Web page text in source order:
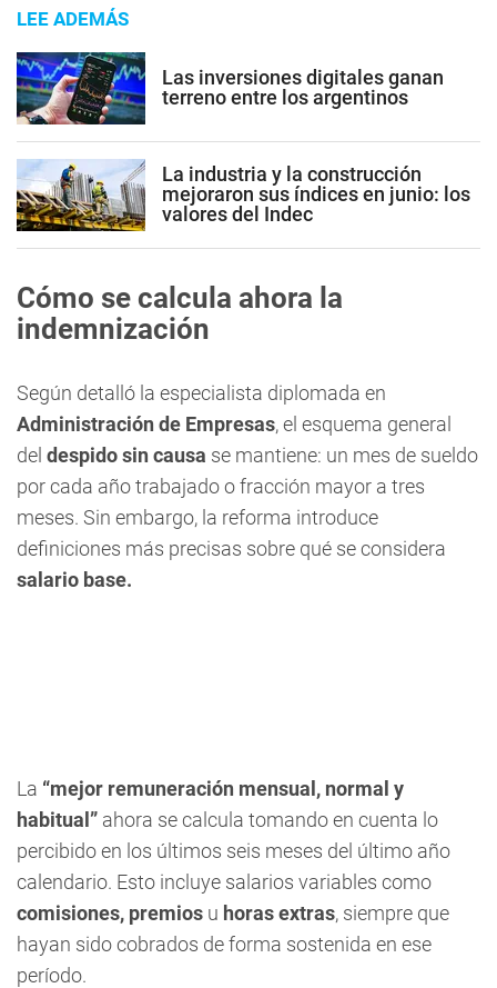
LEE ADEMÁS
Las inversiones digitales ganan
terreno entre los argentinos
La industria y la construcción
mejoraron sus índices en junio: los
valores del Indec
Cómo se calcula ahora la
indemnización
Según detalló la especialista diplomada en
Administración de Empresas, el esquema general
del despido sin causa se mantiene: un mes de sueldo
por cada año trabajado o fracción mayor a tres
meses. Sin embargo, la reforma introduce
definiciones más precisas sobre qué se considera
salario base.
La “mejor remuneración mensual, normal y
habitual” ahora se calcula tomando en cuenta lo
percibido en los últimos seis meses del último año
calendario. Esto incluye salarios variables como
comisiones, premios u horas extras, siempre que
hayan sido cobrados de forma sostenida en ese
período.